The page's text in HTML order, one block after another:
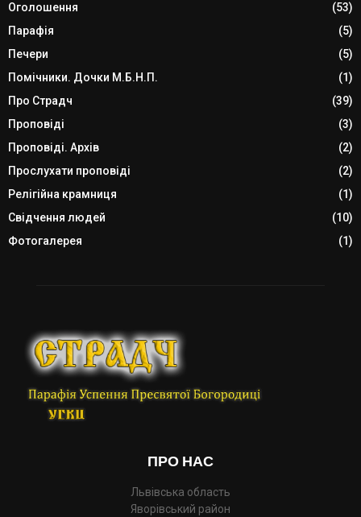
Оголошення
(53)
Парафія
(5)
Печери
(5)
Помічники. Дочки М.Б.Н.П.
(1)
Про Страдч
(39)
Проповіді
(3)
Проповіді. Архів
(2)
Прослухати проповіді
(2)
Релігійна крамниця
(1)
Свідчення людей
(10)
Фотогалерея
(1)
ПРО НАС
Львівська область
Яворівський район